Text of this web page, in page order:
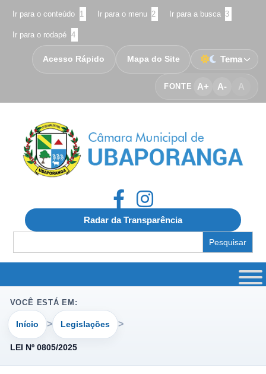
Ir para o conteúdo 1 Ir para o menu 2 Ir para a busca 3
Ir para o rodapé 4
FONTE A+ A- A
Acesso Rápido Mapa do Site Tema
Radar da Transparência
for:
VOCÊ ESTÁ EM:
Início Legislações
LEI Nº 0805/2025